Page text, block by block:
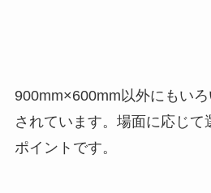
900mm×600mm以外にもい
されています。場面に応じて
ポイントです。